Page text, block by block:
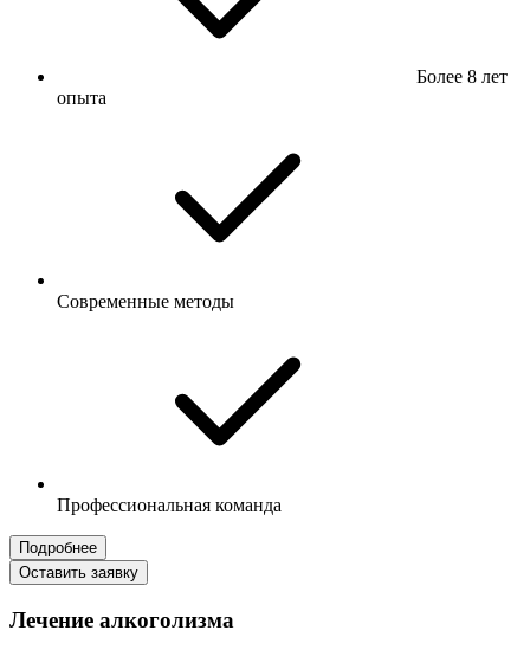
Более 8 лет
опыта
Современные методы
Профессиональная команда
Подробнее
Оставить заявку
Лечение алкоголизма